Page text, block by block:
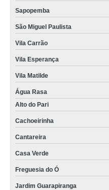
Sapopemba
São Miguel Paulista
Vila Carrão
Vila Esperança
Vila Matilde
Água Rasa
Alto do Pari
Cachoeirinha
Cantareira
Casa Verde
Freguesia do Ó
Jardim Guarapiranga